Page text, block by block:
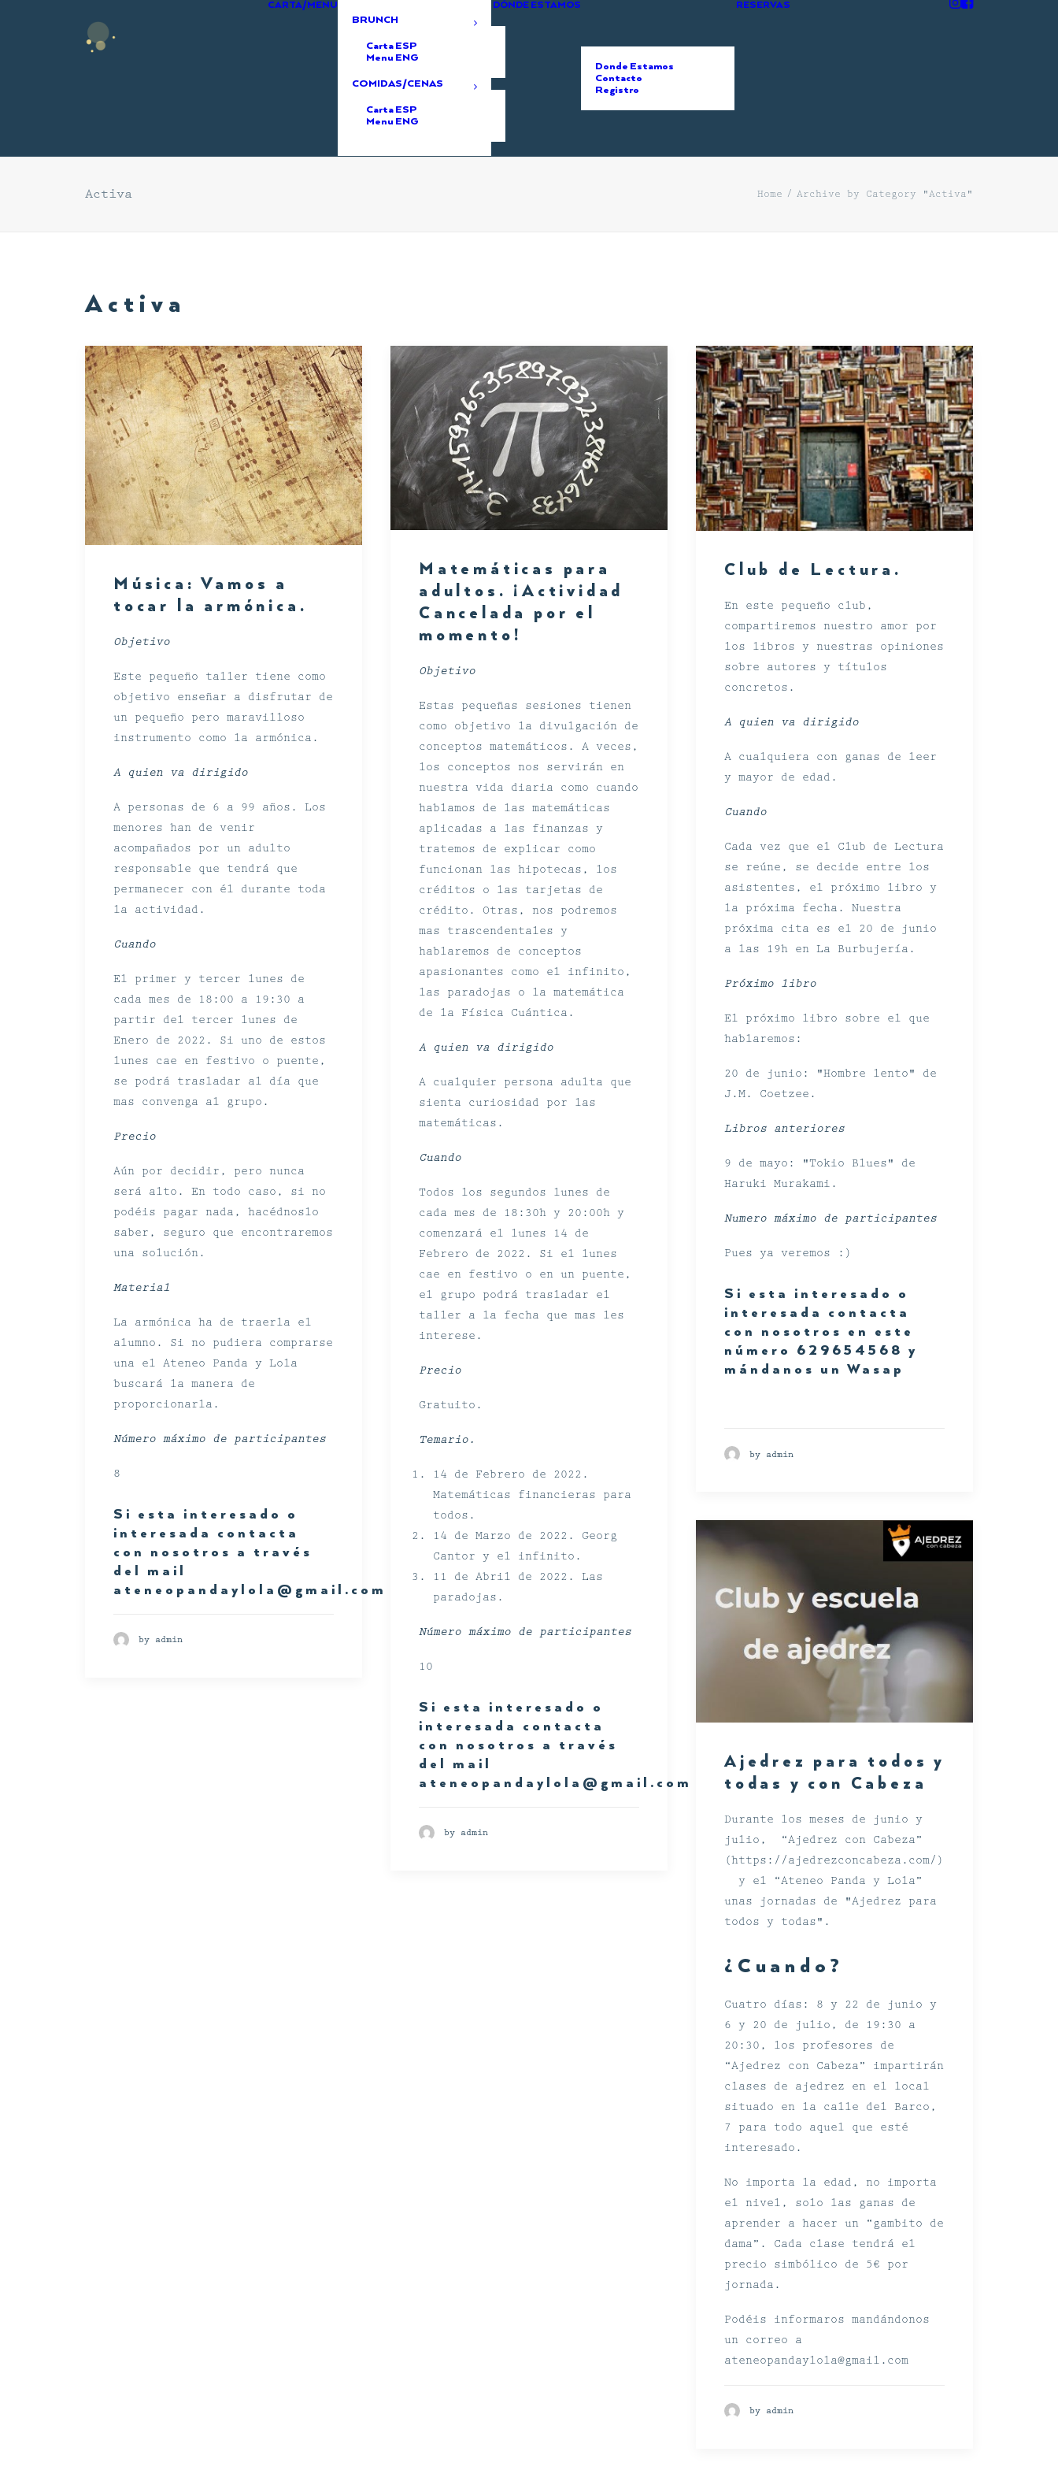
CARTA/MENU
BRUNCH
Carta ESP
Menu ENG
COMIDAS/CENAS
Carta ESP
Menu ENG
DÓNDE ESTAMOS
Donde Estamos
Contacto
Registro
RESERVAS
Activa Home Archive by Category "Activa"
Activa
Música: Vamos a
tocar la armónica.
Objetivo
Este pequeño taller tiene como
objetivo enseñar a disfrutar de
un pequeño pero maravilloso
instrumento como la armónica.
A quien va dirigido
A personas de 6 a 99 años. Los
menores han de venir
acompañados por un adulto
responsable que tendrá que
permanecer con él durante toda
la actividad.
Cuando
El primer y tercer lunes de
cada mes de 18:00 a 19:30 a
partir del tercer lunes de
Enero de 2022. Si uno de estos
lunes cae en festivo o puente,
se podrá trasladar al día que
mas convenga al grupo.
Precio
Aún por decidir, pero nunca
será alto. En todo caso, si no
podéis pagar nada, hacédnoslo
saber, seguro que encontraremos
una solución.
Material
La armónica ha de traerla el
alumno. Si no pudiera comprarse
una el Ateneo Panda y Lola
buscará la manera de
proporcionarla.
Número máximo de participantes
8
Si esta interesado o
interesada contacta
con nosotros a través
del mail
ateneopandaylola@gmail.com
by admin
Matemáticas para
adultos. ¡Actividad
Cancelada por el
momento!
Objetivo
Estas pequeñas sesiones tienen
como objetivo la divulgación de
conceptos matemáticos. A veces,
los conceptos nos servirán en
nuestra vida diaria como cuando
hablamos de las matemáticas
aplicadas a las finanzas y
tratemos de explicar como
funcionan las hipotecas, los
créditos o las tarjetas de
crédito. Otras, nos podremos
mas trascendentales y
hablaremos de conceptos
apasionantes como el infinito,
las paradojas o la matemática
de la Física Cuántica.
A quien va dirigido
A cualquier persona adulta que
sienta curiosidad por las
matemáticas.
Cuando
Todos los segundos lunes de
cada mes de 18:30h y 20:00h y
comenzará el lunes 14 de
Febrero de 2022. Si el lunes
cae en festivo o en un puente,
el grupo podrá trasladar el
taller a la fecha que mas les
interese.
Precio
Gratuito.
Temario.
14 de Febrero de 2022.
Matemáticas financieras para
todos.
14 de Marzo de 2022. Georg
Cantor y el infinito.
11 de Abril de 2022. Las
paradojas.
Número máximo de participantes
10
Si esta interesado o
interesada contacta
con nosotros a través
del mail
ateneopandaylola@gmail.com
by admin
Club de Lectura.
En este pequeño club,
compartiremos nuestro amor por
los libros y nuestras opiniones
sobre autores y títulos
concretos.
A quien va dirigido
A cualquiera con ganas de leer
y mayor de edad.
Cuando
Cada vez que el Club de Lectura
se reúne, se decide entre los
asistentes, el próximo libro y
la próxima fecha. Nuestra
próxima cita es el 20 de junio
a las 19h en La Burbujería.
Próximo libro
El próximo libro sobre el que
hablaremos:
20 de junio: "Hombre lento" de
J.M. Coetzee.
Libros anteriores
9 de mayo: "Tokio Blues" de
Haruki Murakami.
Numero máximo de participantes
Pues ya veremos :)
Si esta interesado o
interesada contacta
con nosotros en este
número 629654568 y
mándanos un Wasap
by admin
Ajedrez para todos y
todas y con Cabeza
Durante los meses de junio y
julio, “Ajedrez con Cabeza”
(https://ajedrezconcabeza.com/)
y el “Ateneo Panda y Lola”
unas jornadas de "Ajedrez para
todos y todas".
¿Cuando?
Cuatro días: 8 y 22 de junio y
6 y 20 de julio, de 19:30 a
20:30, los profesores de
“Ajedrez con Cabeza” impartirán
clases de ajedrez en el local
situado en la calle del Barco,
7 para todo aquel que esté
interesado.
No importa la edad, no importa
el nivel, solo las ganas de
aprender a hacer un “gambito de
dama”. Cada clase tendrá el
precio simbólico de 5€ por
jornada.
Podéis informaros mandándonos
un correo a
ateneopandaylola@gmail.com
by admin